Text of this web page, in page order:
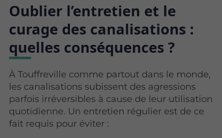
Oublier l’entretien et le
curage des canalisations :
quelles conséquences ?
À Touffreville comme partout dans le monde,
les canalisations subissent des agressions
parfois irréversibles à cause de leur utilisation
quotidienne. Un entretien régulier est de ce
fait requis pour éviter :